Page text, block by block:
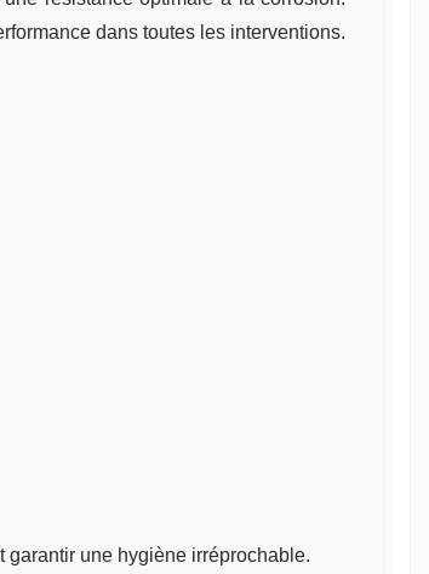
dans toutes les interventions.
garantir une hygiène irréprochable.